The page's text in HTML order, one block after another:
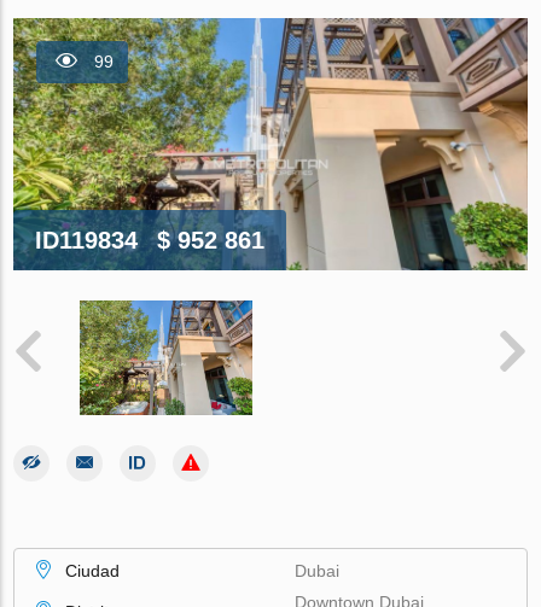
99
ID119834 $ 952 861
Ciudad Dubai
Downtown Dubai